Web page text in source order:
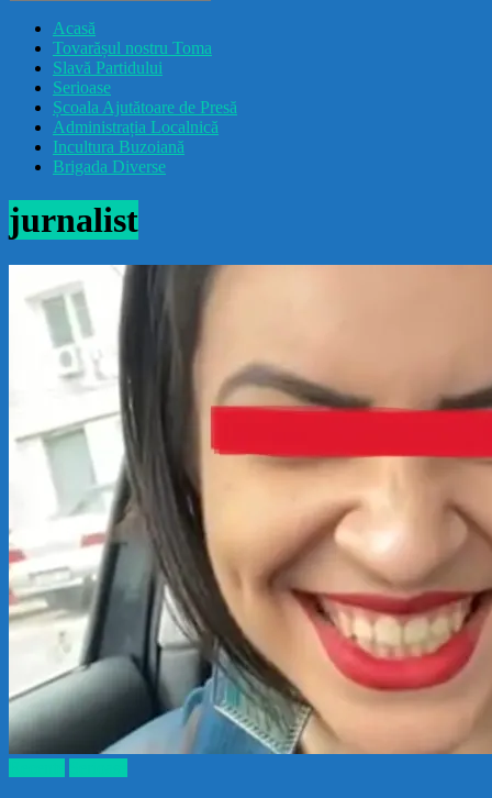
Acasă
Tovarășul nostru Toma
Slavă Partidului
Serioase
Școala Ajutătoare de Presă
Administrația Localnică
Incultura Buzoiană
Brigada Diverse
jurnalist